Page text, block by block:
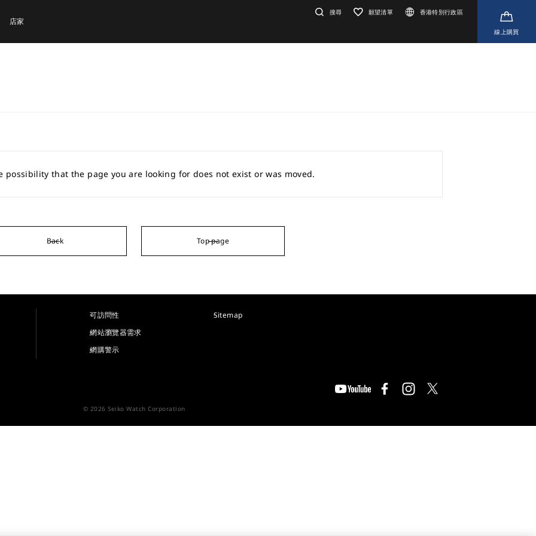
店家
搜尋 願望清單 香港特別行政區
線上購買
possibility that the page you are looking for does not exist or was moved.
Back Top page
可訪問性
網站瀏覽器需求
網購警示
Sitemap
© 2026 Seiko Watch Corporation